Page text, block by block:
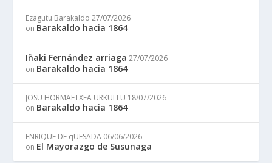
Ezagutu Barakaldo 27/07/2026
on Barakaldo hacia 1864
Iñaki Fernández arriaga 27/07/2026
on Barakaldo hacia 1864
JOSU HORMAETXEA URKULLU 18/07/2026
on Barakaldo hacia 1864
ENRIQUE DE qUESADA 06/06/2026
on El Mayorazgo de Susunaga